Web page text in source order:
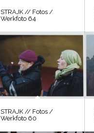
STRAJK // Fotos /
Werkfoto 64
STRAJK // Fotos /
Werkfoto 60